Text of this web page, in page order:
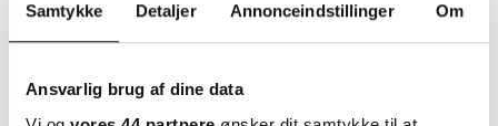
Samtykke Detaljer Annonceindstillinger Om
Ansvarlig brug af dine data